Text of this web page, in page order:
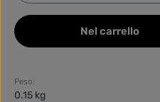
Nel carrello
Peso:
0.15 kg